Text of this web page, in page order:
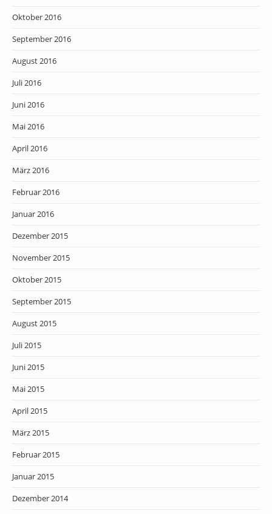
Oktober 2016
September 2016
August 2016
Juli 2016
Juni 2016
Mai 2016
April 2016
März 2016
Februar 2016
Januar 2016
Dezember 2015
November 2015
Oktober 2015
September 2015
August 2015
Juli 2015
Juni 2015
Mai 2015
April 2015
März 2015
Februar 2015
Januar 2015
Dezember 2014